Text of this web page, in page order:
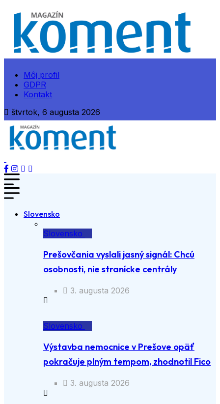
Môj profil
GDPR
Kontakt
štvrtok, 6 augusta 2026
Slovensko
Slovensko
Prešovčania vyslali jasný signál: Chcú
osobnosti, nie stranícke centrály
3. augusta 2026
Slovensko
Výstavba nemocnice v Prešove opäť
pokračuje plným tempom, zhodnotil Fico
3. augusta 2026